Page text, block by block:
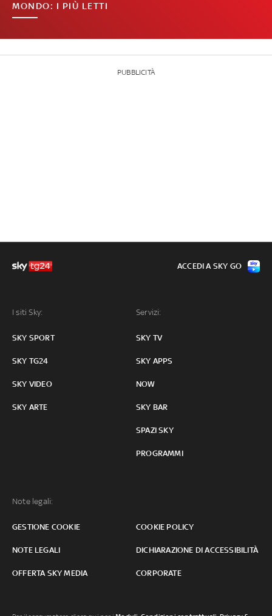
MONDO: I PIÙ LETTI
PUBBLICITÀ
I siti Sky:
SKY SPORT
SKY TG24
SKY VIDEO
SKY ARTE
Servizi:
SKY TV
SKY APPS
NOW
SKY BAR
SPAZI SKY
PROGRAMMI
Note legali:
GESTIONE COOKIE COOKIE POLICY
NOTE LEGALI DICHIARAZIONE DI ACCESSIBILITÀ
OFFERTA SKY MEDIA CORPORATE
ACCEDI A SKY GO